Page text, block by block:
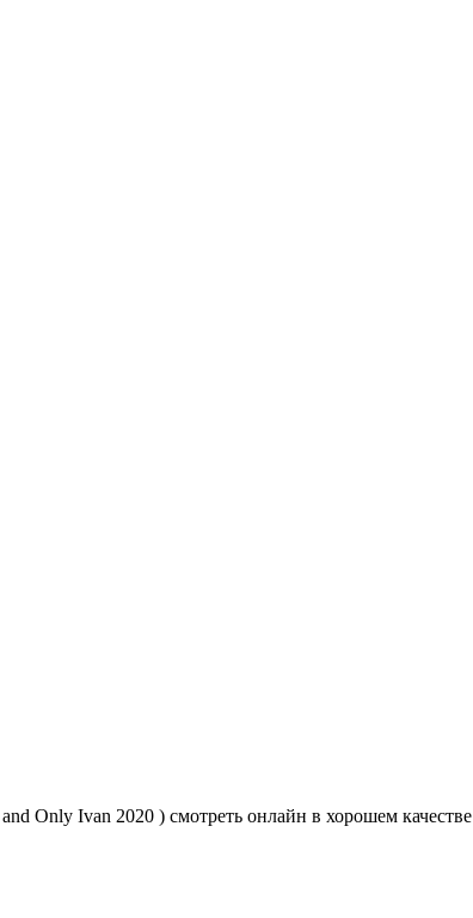
Only Ivan 2020 ) смотреть онлайн в хорошем качестве